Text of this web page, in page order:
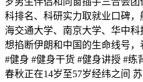
科排名、科研实力取就业口碑
海交通大学、南京大学、华中科
想掐断伊朗和中国的生命线号
#健身 #健身干货 #健身讲授 #练
春秋正在14岁至57岁经纬之间